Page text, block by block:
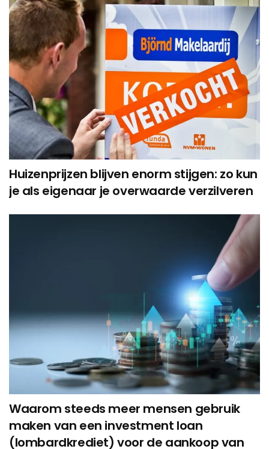
Huizenprijzen blijven enorm stijgen: zo kun
je als eigenaar je overwaarde verzilveren
Waarom steeds meer mensen gebruik
maken van een investment loan
(lombardkrediet) voor de aankoop van